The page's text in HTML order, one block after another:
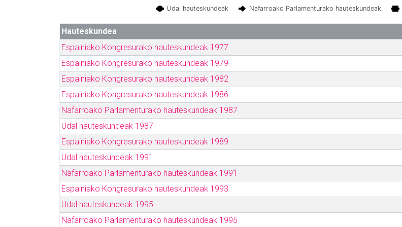
Udal hauteskundeak Nafarroako Parlamenturako hauteskundeak
Hauteskundea
Espainiako Kongresurako hauteskundeak 1977
Espainiako Kongresurako hauteskundeak 1979
Espainiako Kongresurako hauteskundeak 1982
Espainiako Kongresurako hauteskundeak 1986
Nafarroako Parlamenturako hauteskundeak 1987
Udal hauteskundeak 1987
Espainiako Kongresurako hauteskundeak 1989
Udal hauteskundeak 1991
Nafarroako Parlamenturako hauteskundeak 1991
Espainiako Kongresurako hauteskundeak 1993
Udal hauteskundeak 1995
Nafarroako Parlamenturako hauteskundeak 1995